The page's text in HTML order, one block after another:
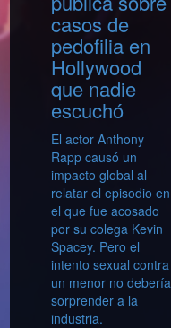
casos de
pedofilia en
Hollywood
que nadie
escuchó
El actor Anthony
Rapp causó un
impacto global al
relatar el episodio en
el que fue acosado
por su colega Kevin
Spacey. Pero el
intento sexual contra
un menor no debería
sorprender a la
industria.